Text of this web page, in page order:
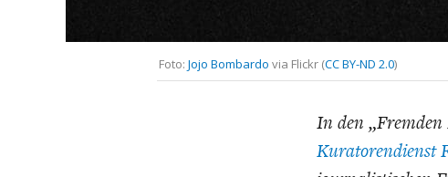
Foto: Jojo Bombardo via Flickr (CC BY-ND 2.0)
In den
Kuratorendienst